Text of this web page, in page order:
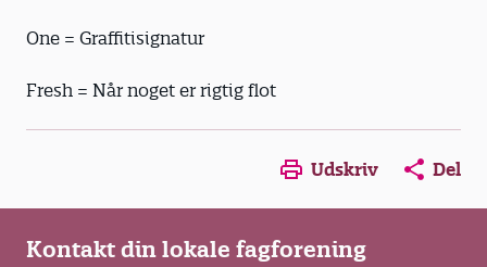
One = Graffitisignatur
Fresh = Når noget er rigtig flot
Opens in a new window
Opens in a new
Opens in
Udskriv Del
Kontakt din lokale fagforening